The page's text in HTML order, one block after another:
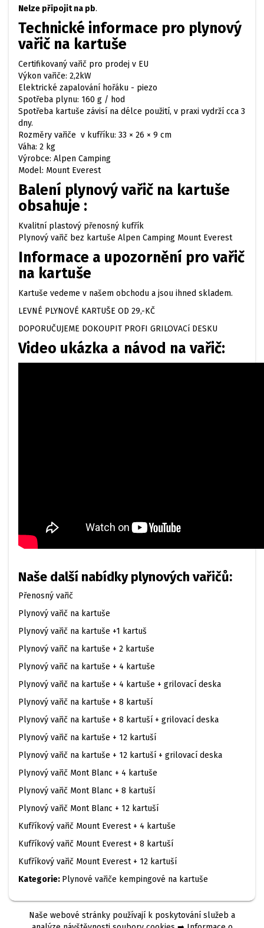
Nelze připojit na pb.
Technické informace pro plynový
vařič na kartuše
Certifikovaný vařič pro prodej v EU
Výkon vařiče: 2,2kW
Elektrické zapalování hořáku - piezo
Spotřeba plynu: 160 g / hod
Spotřeba kartuše závisí na délce použití, v praxi vydrží cca 3
dny.
Rozměry vařiče v kufříku: 33 × 26 × 9 cm
Váha: 2 kg
Výrobce: Alpen Camping
Model: Mount Everest
Balení plynový vařič na kartuše
obsahuje :
Kvalitní plastový přenosný kufřík
Plynový vařič bez kartuše Alpen Camping Mount Everest
Informace a upozornění pro vařič
na kartuše
Kartuše vedeme v našem obchodu a jsou ihned skladem.
LEVNÉ PLYNOVÉ KARTUŠE OD 29,-KČ
DOPORUČUJEME DOKOUPIT PROFI GRILOVACí DESKU
Video ukázka a návod na vařič:
Naše další nabídky plynových vařičů:
Přenosný vařič
Plynový vařič na kartuše
Plynový vařič na kartuše +1 kartuš
Plynový vařič na kartuše + 2 kartuše
Plynový vařič na kartuše + 4 kartuše
Plynový vařič na kartuše + 4 kartuše + grilovací deska
Plynový vařič na kartuše + 8 kartuší
Plynový vařič na kartuše + 8 kartuší + grilovací deska
Plynový vařič na kartuše + 12 kartuší
Plynový vařič na kartuše + 12 kartuší + grilovací deska
Plynový vařič Mont Blanc + 4 kartuše
Plynový vařič Mont Blanc + 8 kartuší
Plynový vařič Mont Blanc + 12 kartuší
Kufříkový vařič Mount Everest + 4 kartuše
Kufříkový vařič Mount Everest + 8 kartuší
Kufříkový vařič Mount Everest + 12 kartuší
Kategorie: Plynové vařiče kempingové na kartuše
Naše webové stránky používají k poskytování služeb a